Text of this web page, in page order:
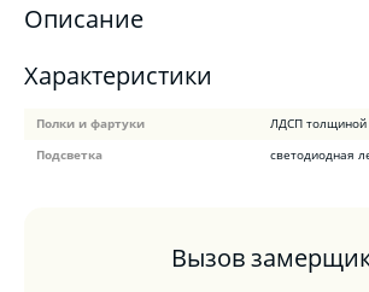
Описание
Характеристики
Полки и фартуки
ЛДСП толщиной
Подсветка
светодиодная
Вызов